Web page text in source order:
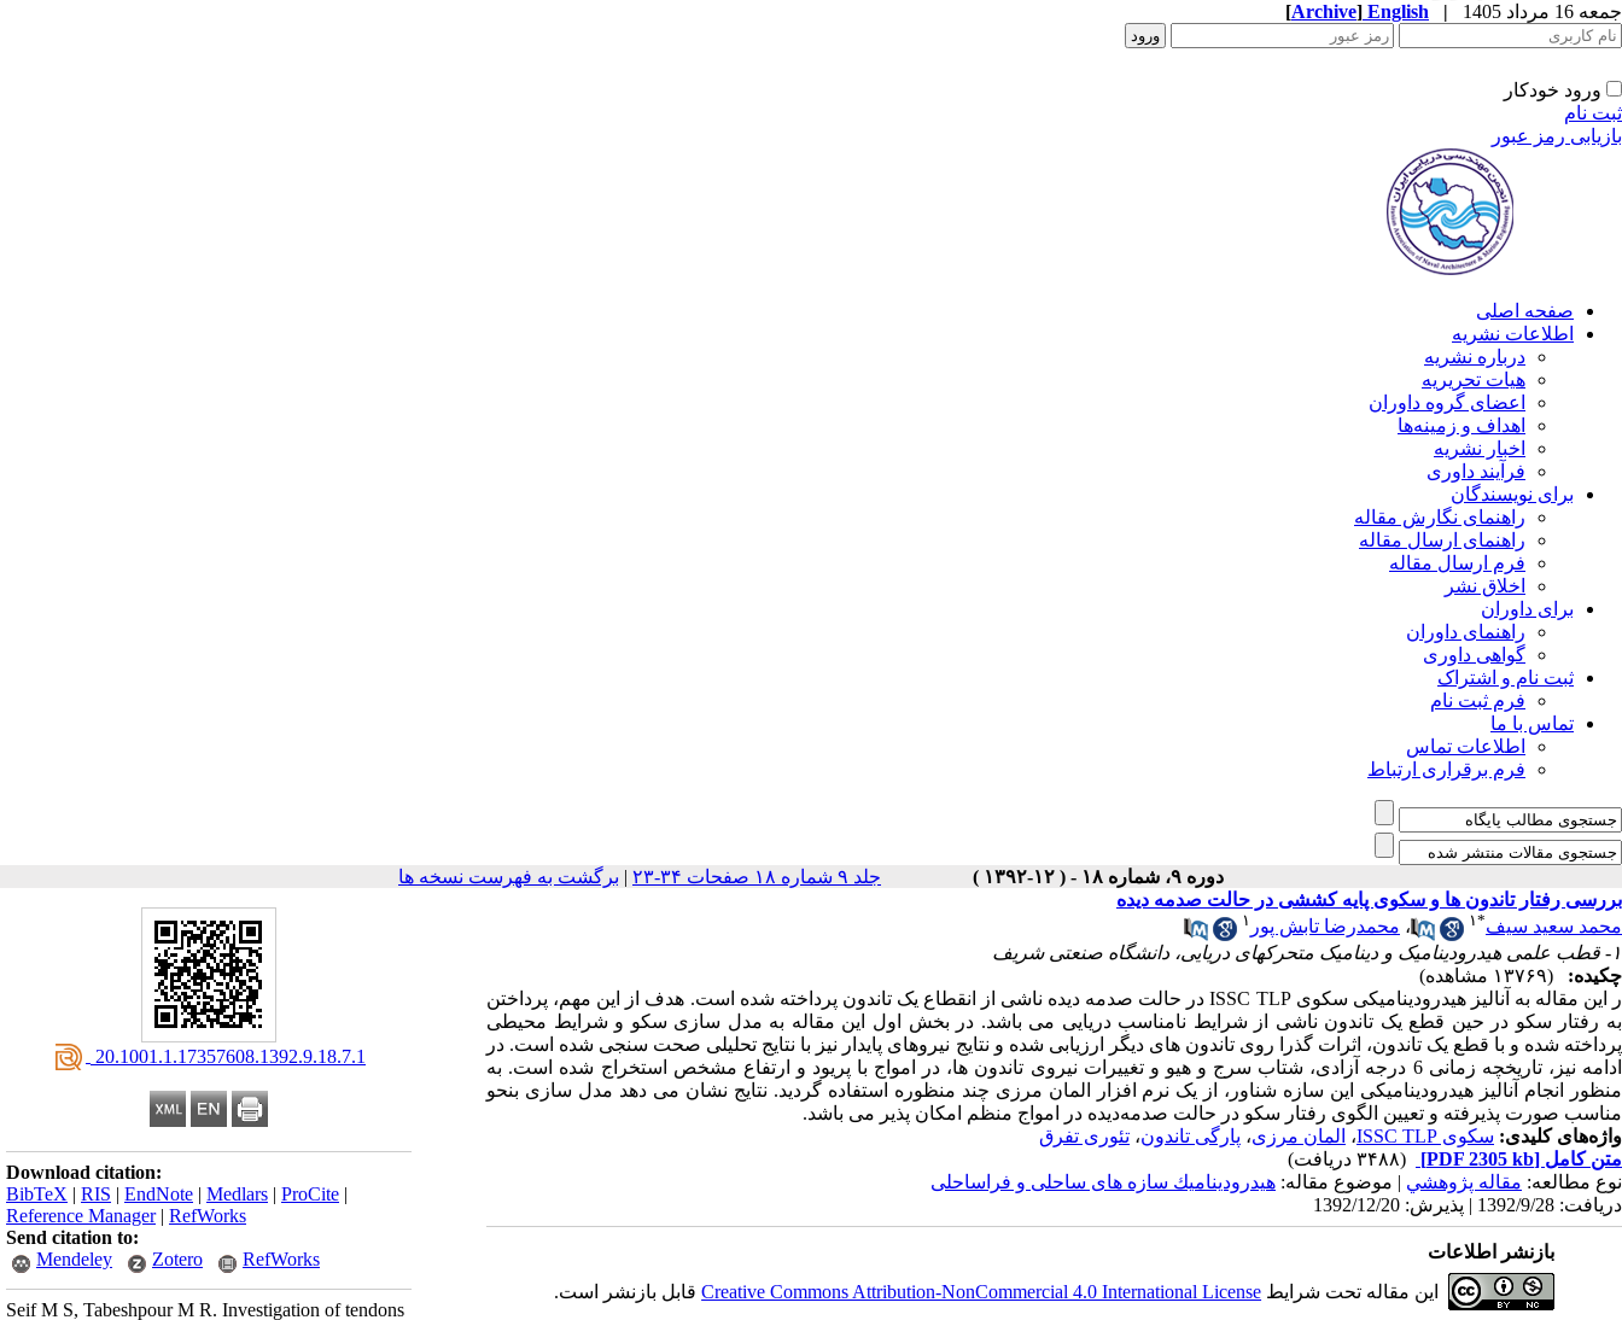
جمعه 16 مرداد 1405 |
English
[Archive]
ورود خودکار
ثبت نام
بازیابی رمز عبور
صفحه اصلی
اطلاعات نشریه
درباره نشریه
هیات تحریریه
اعضای گروه داوران
اهداف و زمینه‌ها
اخبار نشریه
فرآیند داوری
برای نویسندگان
راهنمای نگارش مقاله
راهنمای ارسال مقاله
فرم ارسال مقاله
اخلاق نشر
برای داوران
راهنمای داوران
گواهی داوری
ثبت نام و اشتراک
فرم ثبت نام
تماس با ما
اطلاعات تماس
فرم برقراری ارتباط
دوره ۹، شماره ۱۸ - ( ۱۲-۱۳۹۲ ) جلد ۹ شماره ۱۸ صفحات ۳۴-۲۳ | برگشت به فهرست نسخه ها
‎ 20.1001.1.17357608.1392.9.18.7.1
Download citation:
BibTeX | RIS | EndNote | Medlars | ProCite |
Reference Manager| RefWorks
Send citation to:
Mendeley
Zotero RefWorks
Seif M S, Tabeshpour M R. Investigation of tendons
بررسی رفتار تاندون ها و سکوی پایه کششی در حالت صدمه دیده
محمد سعید سیف*۱ ، محمدرضا تابش پور ۱
۱- قطب علمی هیدرودینامیک و دینامیک متحرکهای دریایی، دانشگاه صنعتی شریف
چکیده:
(۱۳۷۶۹ مشاهده)
ر این مقاله به آنالیز هیدرودینامیکی سکوی ISSC TLP در حالت صدمه دیده ناشی از انقطاع یک تاندون پرداخته شده است. هدف از این مهم، پرداختن
به رفتار سکو در حین قطع یک تاندون ناشی از شرایط نامناسب دریایی می باشد. در بخش اول این مقاله به مدل سازی سکو و شرایط محیطی
پرداخته شده و با قطع یک تاندون، اثرات گذرا روی تاندون های دیگر ارزیابی شده و نتایج نیروهای پایدار نیز با نتایج تحلیلی صحت سنجی شده است. در
ادامه نیز، تاریخچه زمانی 6 درجه آزادی، شتاب سرج و هیو و تغییرات نیروی تاندون ها، در امواج با پریود و ارتفاع مشخص استخراج شده است. به
منظور انجام آنالیز هیدرودینامیکی این سازه شناور، از یک نرم افزار المان مرزی چند منظوره استفاده گردید. نتایج نشان می دهد مدل سازی بنحو
مناسب صورت پذیرفته و تعیین الگوی رفتار سکو در حالت صدمه‌دیده در امواج منظم امکان پذیر می باشد.
واژه‌های کلیدی: سکوی ISSC TLP ، المان مرزی، پارگی تاندون، تئوری تفرق
متن کامل [PDF 2305 kb]
(۳۴۸۸ دریافت)
نوع مطالعه: مقاله پژوهشي | موضوع مقاله: هیدروديناميك سازه های ساحلی و فراساحلی
دریافت: 1392/9/28 | پذیرش: 1392/12/20
بازنشر اطلاعات
این مقاله تحت شرایط Creative Commons Attribution-NonCommercial 4.0 International Licenseقابل بازنشر است.